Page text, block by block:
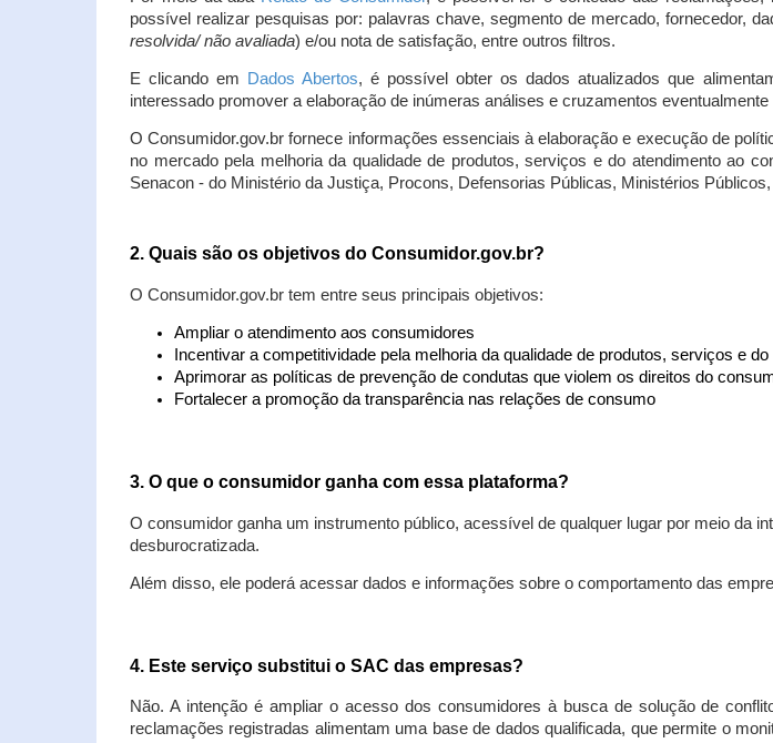
possível realizar pesquisas por: palavras chave, segmento de mercado, fornecedor,
resolvida/ não avaliada) e/ou nota de satisfação, entre outros filtros.
E clicando em Dados Abertos, é possível obter os dados atualizados que
interessado promover a elaboração de inúmeras análises e cruzamentos
O Consumidor.gov.br fornece informações essenciais à elaboração e execução de
no mercado pela melhoria da qualidade de produtos, serviços e do atendimento ao
Senacon - do Ministério da Justiça, Procons, Defensorias Públicas, Ministérios
2. Quais são os objetivos do Consumidor.gov.br?
O Consumidor.gov.br tem entre seus principais objetivos:
Ampliar o atendimento aos consumidores
Incentivar a competitividade pela melhoria da qualidade de produtos, serviços e
Aprimorar as políticas de prevenção de condutas que violem os direitos do
Fortalecer a promoção da transparência nas relações de consumo
3. O que o consumidor ganha com essa plataforma?
O consumidor ganha um instrumento público, acessível de qualquer lugar por meio da
desburocratizada.
Além disso, ele poderá acessar dados e informações sobre o comportamento das
4. Este serviço substitui o SAC das empresas?
Não. A intenção é ampliar o acesso dos consumidores à busca de solução de
reclamações registradas alimentam uma base de dados qualificada, que permite o